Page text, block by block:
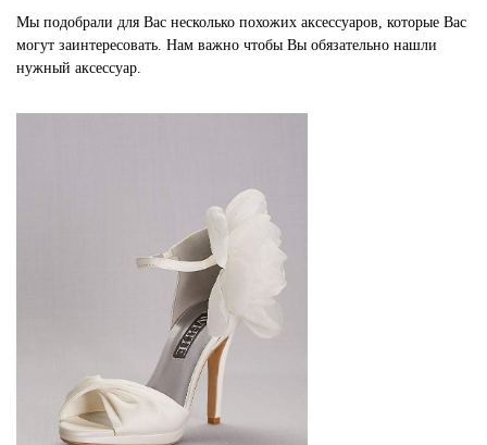
Мы подобрали для Вас несколько похожих аксессуаров, которые Вас
могут заинтересовать. Нам важно чтобы Вы обязательно нашли
нужный аксессуар.